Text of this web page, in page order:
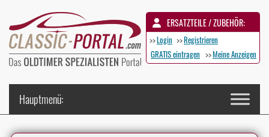
ERSATZTEILE / ZUBEHÖR:
>>Login >>Registrieren
GRATIS eintragen >>Meine Anzeigen